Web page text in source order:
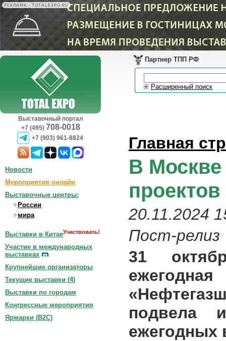
РЕКЛАМА • TOTALEXPO.RU
Выставочный портал
+7 (495) 708-0018
+7 (903) 961-8824
Партнер ТПП РФ
Расширенный поиск
Главная
В Москве
20.11.2024
Пост-релиз
31
подвела
ежегодных
Новости
Мероприятия онлайн
Выставочные центры:
России
мира
Выставки в КитаеУчаствовать!
Участие в международных
выставках
Крупнейшие организаторы
Текущие выставки (4)
Выставки по городам
Конгрессные мероприятия
Ярмарки (B2C)